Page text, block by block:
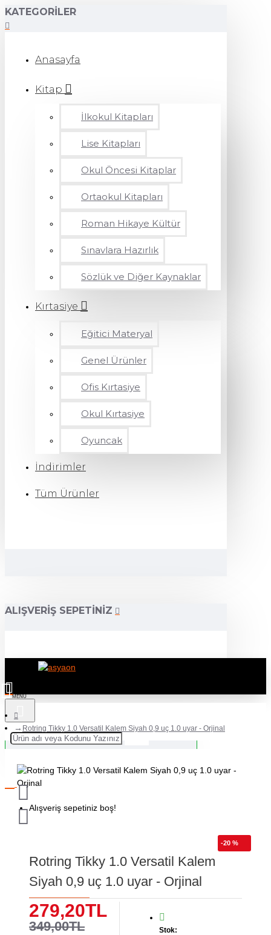
KATEGORILER
Anasayfa
Kitap
İlkokul Kitapları
Lise Kitapları
Okul Öncesi Kitaplar
Ortaokul Kitapları
Roman Hikaye Kültür
Sınavlara Hazırlık
Sözlük ve Diğer Kaynaklar
Kırtasiye
Eğitici Materyal
Genel Ürünler
Ofis Kırtasiye
Okul Kırtasiye
Oyuncak
İndirimler
Tüm Ürünler
ALIŞVERIŞ SEPETINIZ
Alışveriş sepetiniz boş!
Rotring Tikky 1.0 Versatil Kalem Siyah 0,9 uç 1.0 uyar - Orjinal
-20 %
Rotring Tikky 1.0 Versatil Kalem
Siyah 0,9 uç 1.0 uyar - Orjinal
279,20TL
349,00TL
Stok: